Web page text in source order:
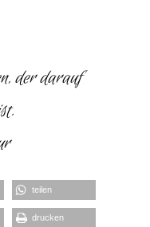
der darauf
teilen
dru­cken